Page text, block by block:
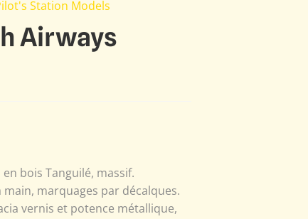
Station Models
Airways
bois Tanguilé, massif.
marquages par décalques.
vernis et potence métallique,